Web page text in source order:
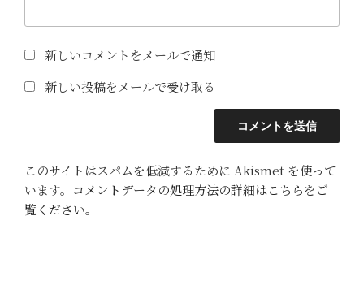
新しいコメントをメールで通知
新しい投稿をメールで受け取る
このサイトはスパムを低減するために Akismet を使って
います。 コメントデータの処理方法の詳細はこちらをご
覧ください。